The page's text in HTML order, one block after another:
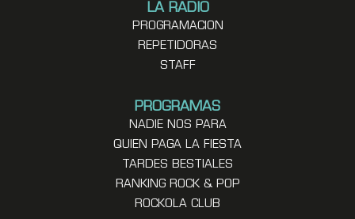
LA RADIO
PROGRAMACION
REPETIDORAS
STAFF
PROGRAMAS
NADIE NOS PARA
QUIEN PAGA LA FIESTA
TARDES BESTIALES
RANKING ROCK & POP
ROCKOLA CLUB